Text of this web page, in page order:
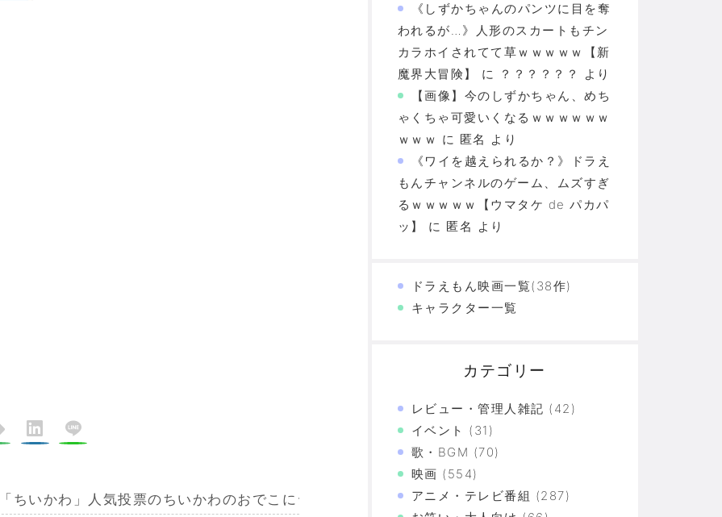
ちいかわ」人気投票のちいかわのおでこにシールが貼られる、「仏陀」「インド人」「狙撃前」ほか例
《しずかちゃんのパンツに目を奪
われるが…》人形のスカートもチン
カラホイされてて草ｗｗｗｗｗ【新
魔界大冒険】
に ？？？？？？
より
【画像】今のしずかちゃん、めち
ゃくちゃ可愛いくなるｗｗｗｗｗｗ
ｗｗｗ に 匿名 より
《ワイを越えられるか？》ドラえ
もんチャンネルのゲーム、ムズすぎ
るｗｗｗｗｗ【ウマタケ de パカパ
ッ】
に 匿名 より
ドラえもん映画一覧(38作)
キャラクター一覧
カテゴリー
レビュー・管理人雑記 (42)
イベント (31)
歌・BGM (70)
映画 (554)
アニメ・テレビ番組 (287)